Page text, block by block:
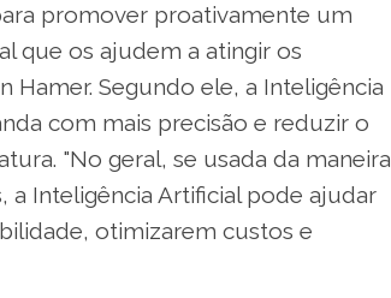
promover proativamente um
que os ajudem a atingir os
Hamer. Segundo ele, a Inteligência
com mais precisão e reduzir o
"No geral, se usada da maneira
a Inteligência Artificial pode ajudar
otimizarem custos e